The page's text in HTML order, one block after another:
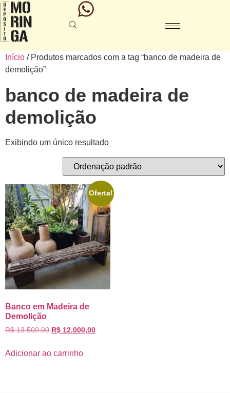
Início / Produtos marcados com a tag “banco de madeira de
demolição”
banco de madeira de
demolição
Exibindo um único resultado
Oferta!
Banco em Madeira de
Demolição
R$13.500,00 R$ 12.000,00
Adicionar ao carrinho